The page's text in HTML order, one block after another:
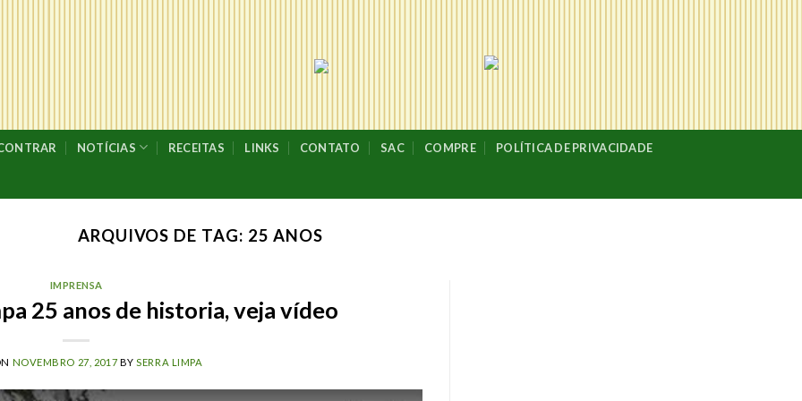
NOTÍCIAS RECEITAS LINKS CONTATO SAC COMPRE POLÍTICA DE PRIVACIDADE
ARQUIVOS DE TAG: 25 ANOS
IMPRENSA
25 anos de historia, veja vídeo
NOVEMBRO 27, 2017 BYSERRA LIMPA